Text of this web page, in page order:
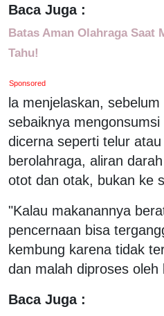
Baca Juga :
Batas Aman Olahraga Saat
Tahu!
Sponsored
la menjelaskan,
sebaiknya
dicerna seperti telur
berolahraga, aliran
otot dan otak, bukan ke
"Kalau makanannya
pencernaan bisa
kembung karena tidak
dan malah diproses oleh
Baca Juga :